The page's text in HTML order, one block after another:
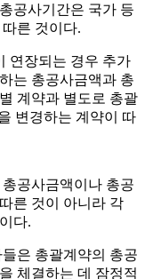
공사기간은 국가 등
른 것이다.
연장되는 경우 추가
는 총공사금액과 총
계약과 별도로 총괄
변경하는 계약이 따
공사금액이나 총공
른 것이 아니라 각
다.
은 총괄계약의 총공
체결하는 데 잠정적